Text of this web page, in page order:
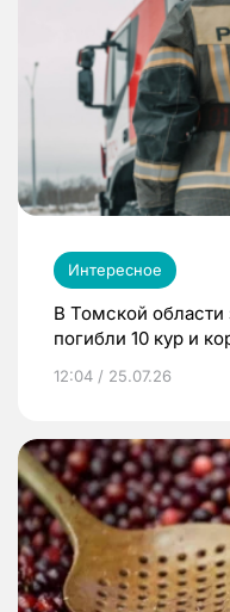
Интересное
В Томской области
погибли 10 кур и
12:04 / 25.07.26